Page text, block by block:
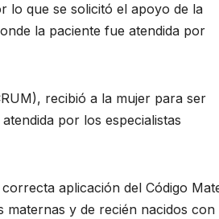
lo que se solicitó el apoyo de la
la paciente fue atendida por
recibió a la mujer para ser
por los especialistas
aplicación del Código
y de recién nacidos con